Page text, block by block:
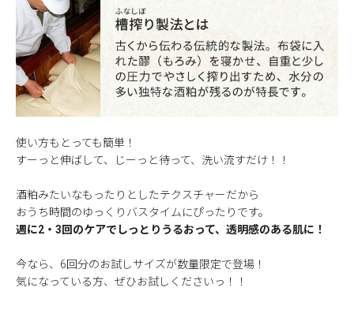
使い方もとっても簡単！
すーっと伸ばして、じーっと待って、洗い流すだけ！！
酒粕みたいなもったりとしたテクスチャーだから
おうち時間のゆっくりバスタイムにぴったりです。
週に2・3回のケアでしっとりうるおって、透明感のある肌に！
今なら、6回分のお試しサイズが数量限定で登場！
気になっている方、ぜひお試しくださいっ！！